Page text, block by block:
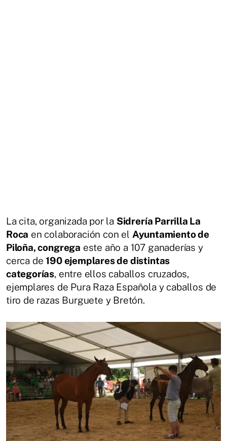
La cita, organizada por la Sidrería Parrilla La
Roca en colaboración con el Ayuntamiento de
Piloña, congrega este año a 107 ganaderías y
cerca de190 ejemplares de distintas
categorías, entre ellos caballos cruzados,
ejemplares de Pura Raza Española y caballos de
tiro de razas Burguete y Bretón.